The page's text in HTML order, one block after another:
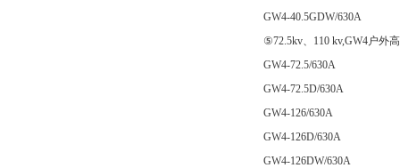
GW4-40.5GDW/630A
⑤72.5kv、110 kv,GW4户外
GW4-72.5/630A
GW4-72.5D/630A
GW4-126/630A
GW4-126D/630A
GW4-126DW/630A